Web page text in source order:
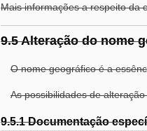
Mais informações a respeito da
9.5 Alteração do nome
O nome geográfico é a
As possibilidades de
9.5.1 Documentação